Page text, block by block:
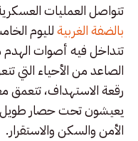
تتواصل العمليات
بالضفة الغربيةلليوم
تتداخل فيه أصوات الهدم
الصاعد من الأحياء التي
رقعة الاستهداف، تتعمق
يعيشون تحت حصار طويل
الأمن والسكن والاستقرار.